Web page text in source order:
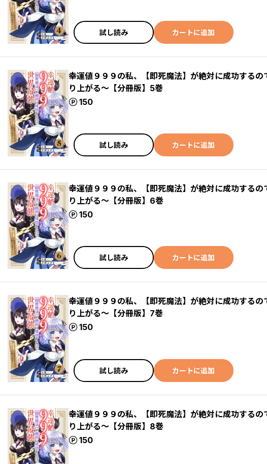
試し読み カートに追加
幸運値９９９の私、【即死魔法】が絶対に成功する
り上がる～【分冊版】5巻
150
ポイント
試し読み カートに追加
幸運値９９９の私、【即死魔法】が絶対に成功する
り上がる～【分冊版】6巻
150
ポイント
試し読み カートに追加
幸運値９９９の私、【即死魔法】が絶対に成功する
り上がる～【分冊版】7巻
150
ポイント
試し読み カートに追加
幸運値９９９の私、【即死魔法】が絶対に成功する
り上がる～【分冊版】8巻
150
ポイント